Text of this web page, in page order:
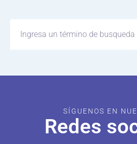
SÍGUENOS EN
Redes